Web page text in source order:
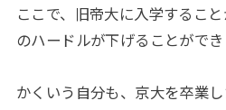
ここで、旧帝大に入学するこ
のハードルが下げることができ
かくいう自分も、京大を卒業